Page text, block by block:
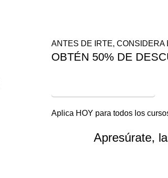
ANTES DE IRTE, CONSIDERA
OBTÉN 50% DE
Aplica HOY para todos los
Apresúrate,